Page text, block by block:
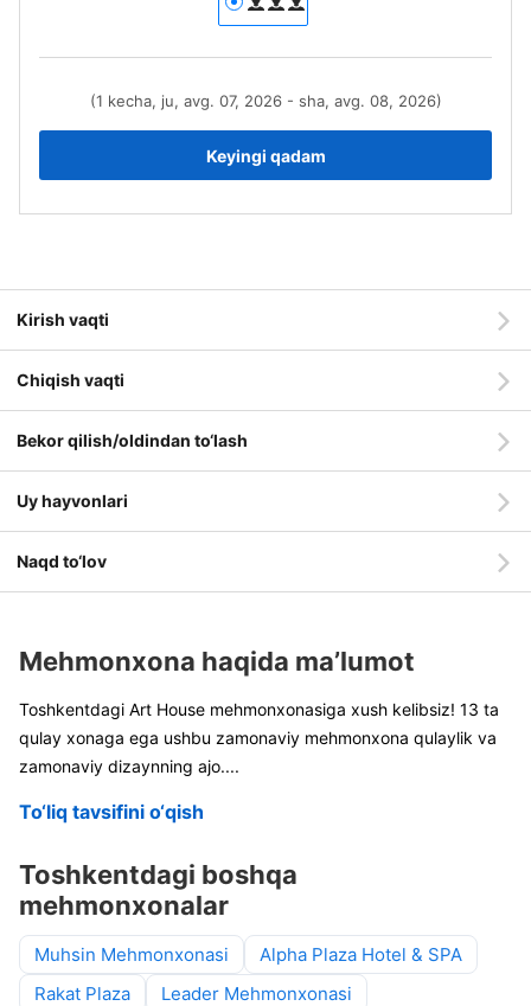
(1 kecha, ju, avg. 07, 2026 - sha, avg. 08, 2026)
Keyingi qadam
Kirish vaqti
Chiqish vaqti
Bekor qilish/oldindan to‘lash
Uy hayvonlari
Naqd to‘lov
Mehmonxona haqida ma’lumot
Toshkentdagi Art House mehmonxonasiga xush kelibsiz! 13 ta
qulay xonaga ega ushbu zamonaviy mehmonxona qulaylik va
zamonaviy dizaynning ajo....
To‘liq tavsifini o‘qish
Toshkentdagi boshqa
mehmonxonalar
Muhsin Mehmonxonasi
Alpha Plaza Hotel & SPA
Rakat Plaza
Leader Mehmonxonasi